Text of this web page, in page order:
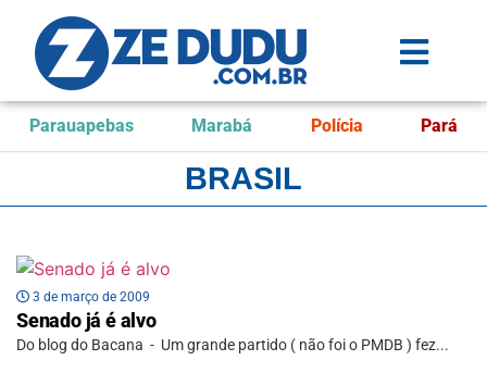
Parauapebas Marabá Polícia Pará
BRASIL
3 de março de 2009
Senado já é alvo
Do blog do Bacana - Um grande partido ( não foi o PMDB ) fez...